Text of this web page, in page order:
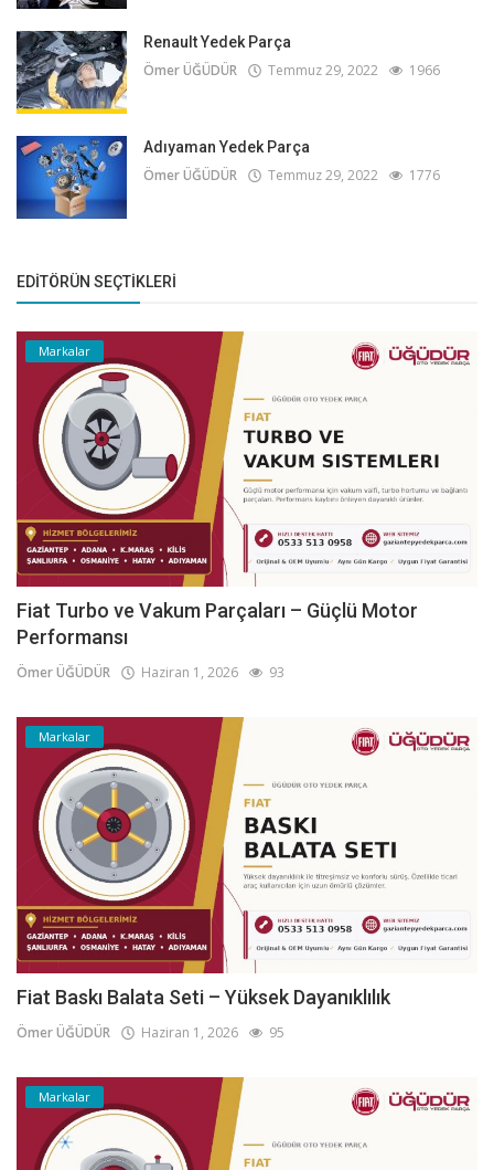
Renault Yedek Parça
Ömer ÜĞÜDÜR Temmuz 29, 2022 1966
Adıyaman Yedek Parça
Ömer ÜĞÜDÜR Temmuz 29, 2022 1776
EDITÖRÜN SEÇTIKLERI
Markalar
Fiat Turbo ve Vakum Parçaları – Güçlü Motor
Performansı
Ömer ÜĞÜDÜR Haziran 1, 2026 93
Markalar
Fiat Baskı Balata Seti – Yüksek Dayanıklılık
Ömer ÜĞÜDÜR Haziran 1, 2026 95
Markalar